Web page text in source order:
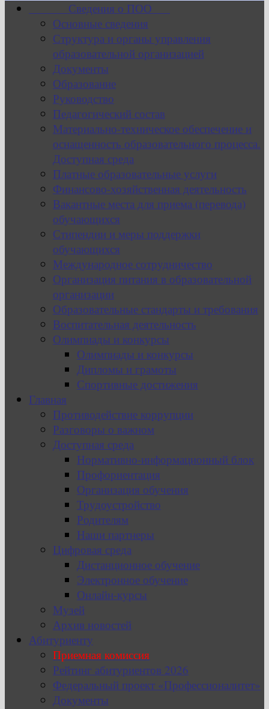
Сведения о ПОО
Основные сведения
Структура и органы управления
образовательной организацией
Документы
Образование
Руководство
Педагогический состав
Материально-техническое обеспечение и
оснащенность образовательного процесса.
Доступная среда
Платные образовательные услуги
Финансово-хозяйственная деятельность
Вакантные места для приема (перевода)
обучающихся
Стипендии и меры поддержки
обучающихся
Международное сотрудничество
Организация питания в образовательной
организации
Образовательные стандарты и требования
Воспитательная деятельность
Олимпиады и конкурсы
Олимпиады и конкурсы
Дипломы и грамоты
Спортивные достижения
Главная
Противодействие коррупции
Разговоры о важном
Доступная среда
Нормативно-информационный блок
Профориентация
Организация обучения
Трудоустройство
Родителям
Наши партнеры
Цифровая среда
Дистанционное обучение
Электронное обучение
Онлайн-курсы
Музей
Архив новостей
Абитуриенту
Приемная комиссия
Рейтинг абитуриентов 2026
Федеральный проект «Профессионалитет»
Документы